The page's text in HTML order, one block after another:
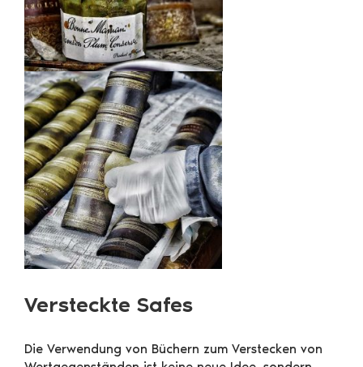
Versteckte Safes
Die Verwendung von Büchern zum Verstecken von